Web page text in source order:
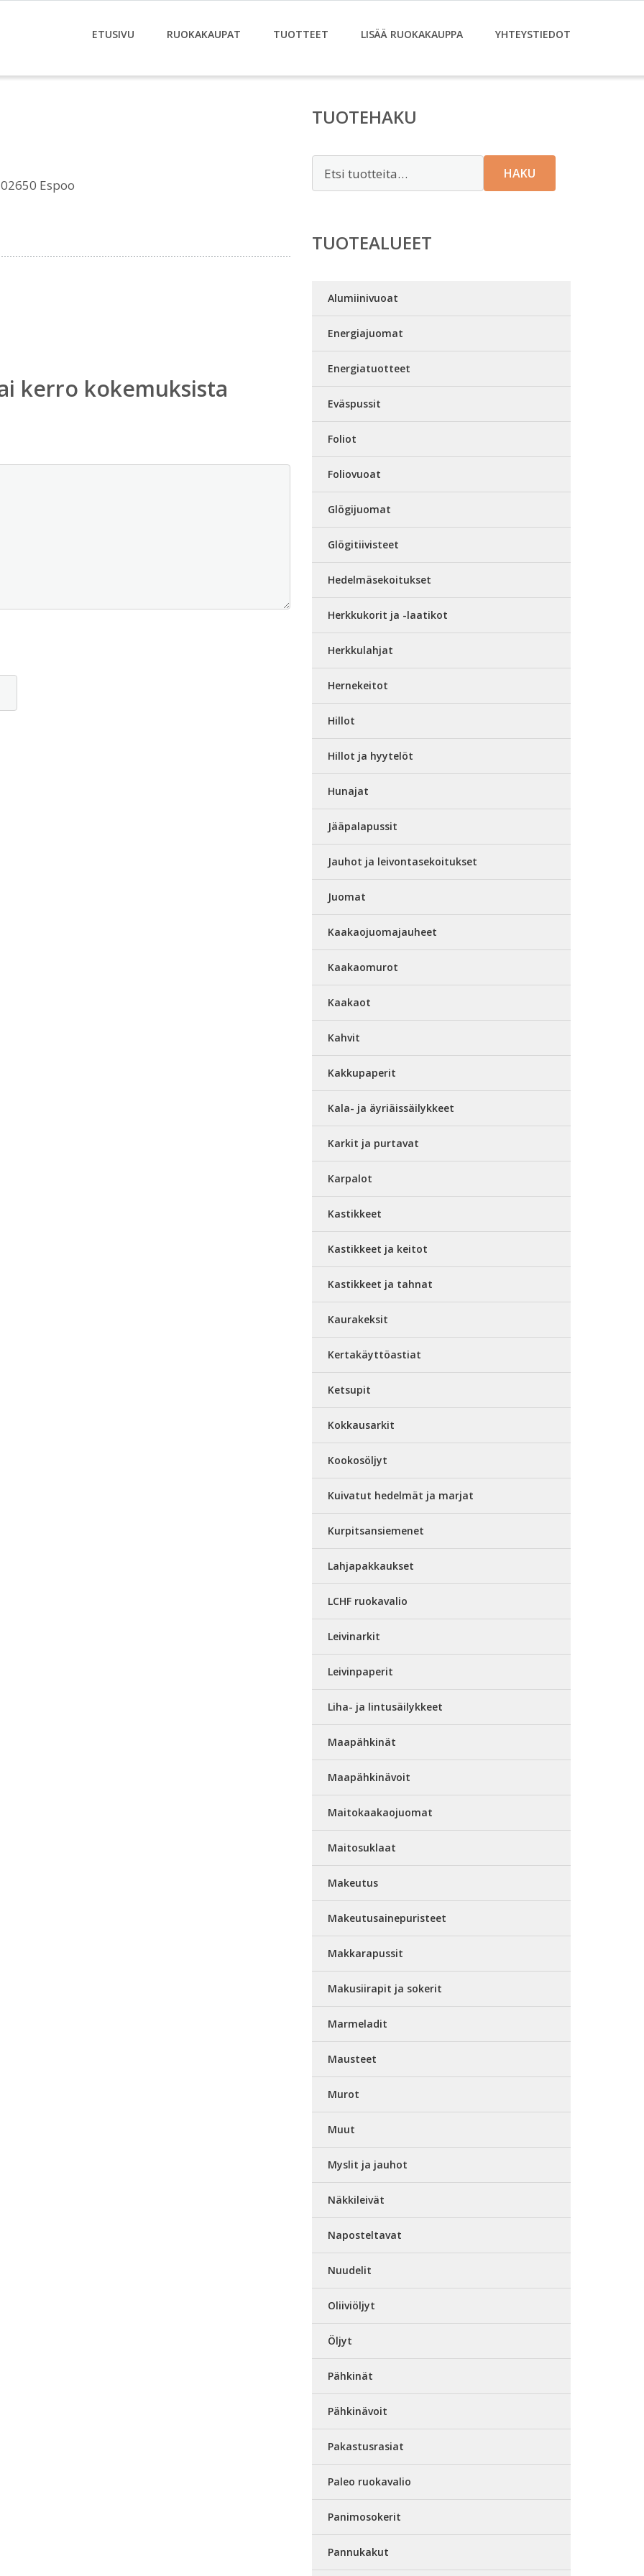
ETUSIVU RUOKAKAUPAT TUOTTEET LISÄÄ RUOKAKAUPPA YHTEYSTIEDOT
Espoo
kerro kokemuksista
TUOTEHAKU
HAKU
TUOTEALUEET
Alumiinivuoat
Energiajuomat
Energiatuotteet
Eväspussit
Foliot
Foliovuoat
Glögijuomat
Glögitiivisteet
Hedelmäsekoitukset
Herkkukorit ja -laatikot
Herkkulahjat
Hernekeitot
Hillot
Hillot ja hyytelöt
Hunajat
Jääpalapussit
Jauhot ja leivontasekoitukset
Juomat
Kaakaojuomajauheet
Kaakaomurot
Kaakaot
Kahvit
Kakkupaperit
Kala- ja äyriäissäilykkeet
Karkit ja purtavat
Karpalot
Kastikkeet
Kastikkeet ja keitot
Kastikkeet ja tahnat
Kaurakeksit
Kertakäyttöastiat
Ketsupit
Kokkausarkit
Kookosöljyt
Kuivatut hedelmät ja marjat
Kurpitsansiemenet
Lahjapakkaukset
LCHF ruokavalio
Leivinarkit
Leivinpaperit
Liha- ja lintusäilykkeet
Maapähkinät
Maapähkinävoit
Maitokaakaojuomat
Maitosuklaat
Makeutus
Makeutusainepuristeet
Makkarapussit
Makusiirapit ja sokerit
Marmeladit
Mausteet
Murot
Muut
Myslit ja jauhot
Näkkileivät
Naposteltavat
Nuudelit
Oliiviöljyt
Öljyt
Pähkinät
Pähkinävoit
Pakastusrasiat
Paleo ruokavalio
Panimosokerit
Pannukakut